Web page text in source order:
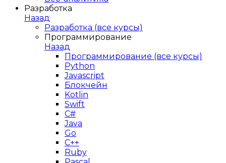
Разработка
Назад
Разработка (все курсы)
Программирование
Назад
Программирование (все курсы)
Python
Javascript
Блокчейн
Kotlin
Swift
C#
Java
Go
C++
Ruby